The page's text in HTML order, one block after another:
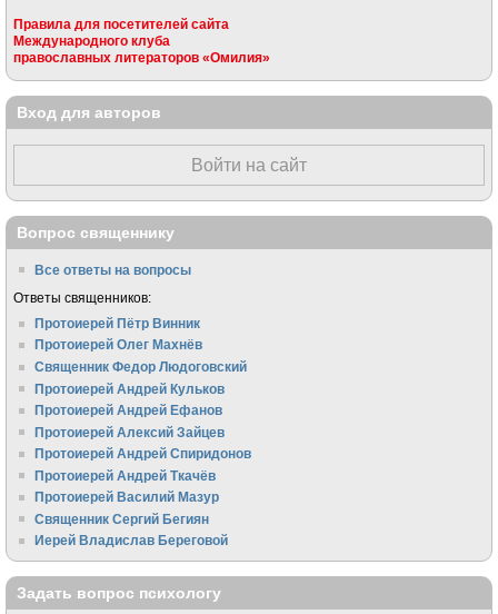
Правила для посетителей сайта
Международного клуба
православных литераторов «Омилия»
Вход для авторов
Войти на сайт
Вопрос священнику
Все ответы на вопросы
Ответы священников:
Протоиерей Пётр Винник
Протоиерей Олег Махнёв
Священник Федор Людоговский
Протоиерей Андрей Кульков
Протоиерей Андрей Ефанов
Протоиерей Алексий Зайцев
Протоиерей Андрей Спиридонов
Протоиерей Андрей Ткачёв
Протоиерей Василий Мазур
Священник Сергий Бегиян
Иерей Владислав Береговой
Задать вопрос психологу